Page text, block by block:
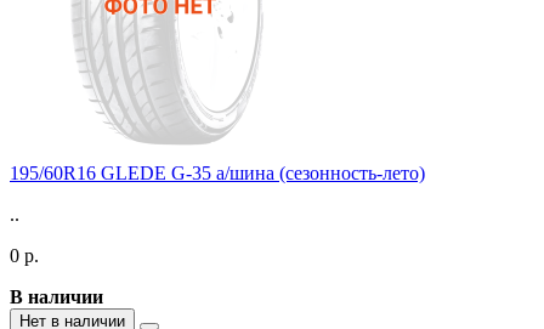
195/60R16 GLEDE G-35 а/шина (сезонность-лето)
..
0 р.
В наличии
Нет в наличии